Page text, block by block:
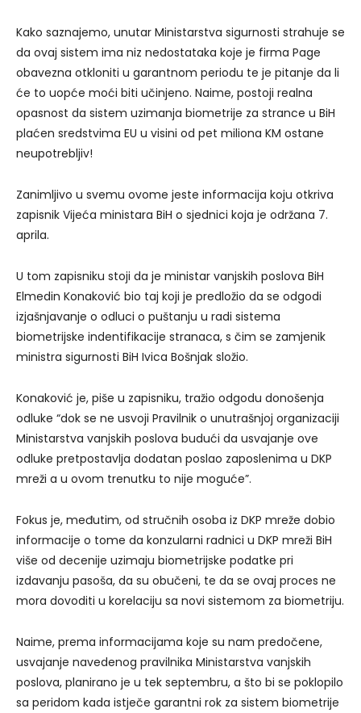
Kako saznajemo, unutar Ministarstva sigurnosti strahuje se
da ovaj sistem ima niz nedostataka koje je firma Page
obavezna otkloniti u garantnom periodu te je pitanje da li
će to uopće moći biti učinjeno. Naime, postoji realna
opasnost da sistem uzimanja biometrije za strance u BiH
plaćen sredstvima EU u visini od pet miliona KM ostane
neupotrebljiv!
Zanimljivo u svemu ovome jeste informacija koju otkriva
zapisnik Vijeća ministara BiH o sjednici koja je održana 7.
aprila.
U tom zapisniku stoji da je ministar vanjskih poslova BiH
Elmedin Konaković bio taj koji je predložio da se odgodi
izjašnjavanje o odluci o puštanju u radi sistema
biometrijske indentifikacije stranaca, s čim se zamjenik
ministra sigurnosti BiH Ivica Bošnjak složio.
Konaković je, piše u zapisniku, tražio odgodu donošenja
odluke “dok se ne usvoji Pravilnik o unutrašnjoj organizaciji
Ministarstva vanjskih poslova budući da usvajanje ove
odluke pretpostavlja dodatan poslao zaposlenima u DKP
mreži a u ovom trenutku to nije moguće”.
Fokus je, međutim, od stručnih osoba iz DKP mreže dobio
informacije o tome da konzularni radnici u DKP mreži BiH
više od decenije uzimaju biometrijske podatke pri
izdavanju pasoša, da su obučeni, te da se ovaj proces ne
mora dovoditi u korelaciju sa novi sistemom za biometriju.
Naime, prema informacijama koje su nam predočene,
usvajanje navedenog pravilnika Ministarstva vanjskih
poslova, planirano je u tek septembru, a što bi se poklopilo
sa peridom kada istječe garantni rok za sistem biometrije